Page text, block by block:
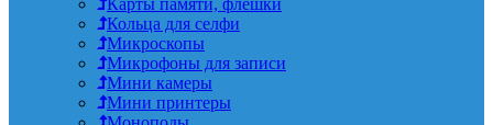
Кольца для селфи
Микроскопы
Микрофоны для записи
Мини камеры
Мини принтеры